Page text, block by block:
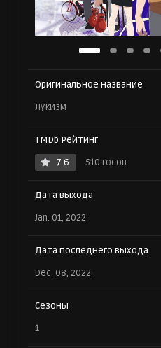
Оригинальное название
Лукизм
TMDb Рейтинг
7.6
510 госов
Дата выхода
Jan. 01, 2022
Дата последнего выхода
Dec. 08, 2022
Сезоны
1